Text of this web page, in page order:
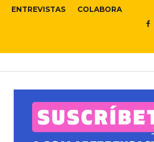
ENTREVISTAS COLABORA